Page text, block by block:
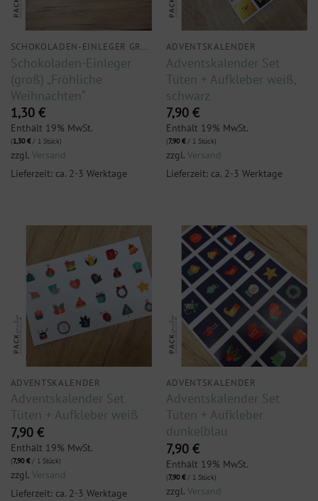
SCHOKOLADEN-EINLEGER GROSS
Schokoladen-Einleger
(groß) „Fröhliche
Weihnachten“
1,30 €
Enthält 19% MwSt.
(1,30€/ 1 Stück)
zzgl. Versand
Lieferzeit: ca. 2-3 Werktage
ADVENTSKALENDER
Adventskalender Set
Tüten + Aufkleber weiß,
schwarz
7,90 €
Enthält 19% MwSt.
(7,90€/ 1 Stück)
zzgl. Versand
Lieferzeit: ca. 2-3 Werktage
ADVENTSKALENDER
Adventskalender Set
Tüten + Aufkleber weiß
7,90 €
Enthält 19% MwSt.
(7,90€/ 1 Stück)
zzgl. Versand
Lieferzeit: ca. 2-3 Werktage
ADVENTSKALENDER
Adventskalender Set
Tüten + Aufkleber
dunkelblau
7,90 €
Enthält 19% MwSt.
(7,90€/ 1 Stück)
zzgl. Versand